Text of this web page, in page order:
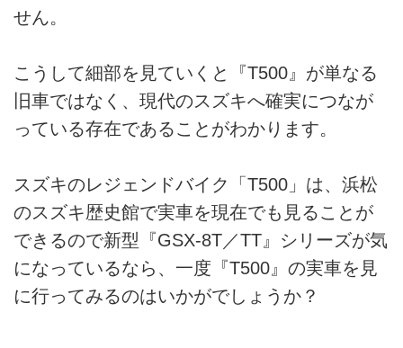
せん。
こうして細部を見ていくと『T500』が単なる
旧車ではなく、現代のスズキへ確実につなが
っている存在であることがわかります。
スズキのレジェンドバイク「T500」は、浜松
のスズキ歴史館で実車を現在でも見ることが
できるので新型『GSX-8T／TT』シリーズが気
になっているなら、一度『T500』の実車を見
に行ってみるのはいかがでしょうか？